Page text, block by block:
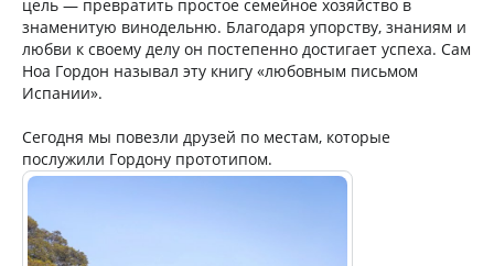
цель — превратить простое семейное хозяйство в
знаменитую винодельню. Благодаря упорству, знаниям и
любви к своему делу он постепенно достигает успеха. Сам
Ноа Гордон называл эту книгу «любовным письмом
Испании».
Сегодня мы повезли друзей по местам, которые
послужили Гордону прототипом.